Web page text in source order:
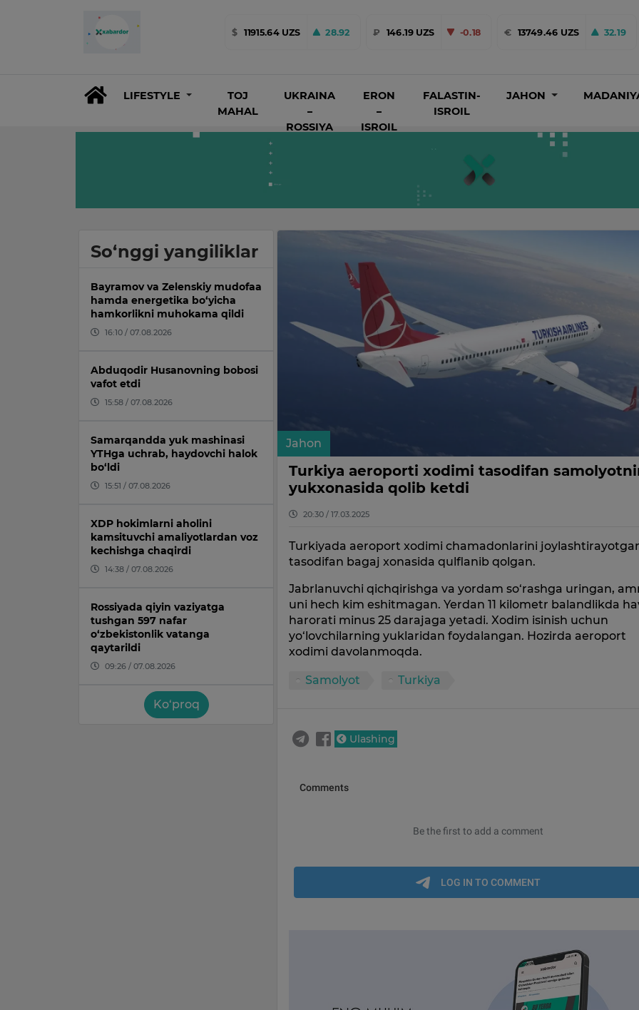
$ 11915.64 UZS 28.92 ₽ 146.19 UZS -0.18 € 13749.46 UZS 32.19
LIFESTYLE
TOJ
MAHAL
UKRAINA
–
ROSSIYA
ERON
–
ISROIL
FALASTIN-
ISROIL
JAHON
So‘nggi yangiliklar
Bayramov va Zelenskiy mudofaa
hamda energetika bo‘yicha
hamkorlikni muhokama qildi
16:10 / 07.08.2026
Abduqodir Husanovning bobosi
vafot etdi
15:58 / 07.08.2026
Samarqandda yuk mashinasi
YTHga uchrab, haydovchi halok
bo‘ldi
15:51 / 07.08.2026
XDP hokimlarni aholini
kamsituvchi amaliyotlardan voz
kechishga chaqirdi
14:38 / 07.08.2026
Rossiyada qiyin vaziyatga
tushgan 597 nafar
o‘zbekistonlik vatanga
qaytarildi
09:26 / 07.08.2026
Ko‘proq
Jahon
Turkiya aeroporti xodimi tasodifan
yukxonasida qolib ketdi
20:30 / 17.03.2025
Turkiyada aeroport xodimi chamadonlarini
tasodifan bagaj xonasida qulflanib qolgan.
Jabrlanuvchi qichqirishga va yordam so‘rashga uringan,
uni hech kim eshitmagan. Yerdan 11 kilometr balandlikda
harorati minus 25 darajaga yetadi. Xodim isinish uchun
yo‘lovchilarning yuklaridan foydalangan. Hozirda aeroport
xodimi davolanmoqda.
Samolyot Turkiya
Ulashing